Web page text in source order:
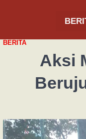
BERITA
Aksi